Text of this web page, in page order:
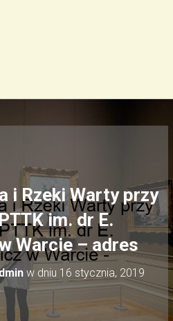
i Rzeki Warty przy
im. dr E.
Warcie – adres
w dniu 16 stycznia, 2019